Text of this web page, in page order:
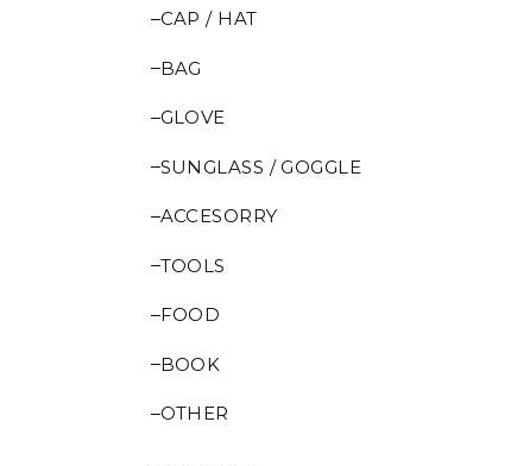
CAP / HAT
BAG
GLOVE
SUNGLASS / GOGGLE
ACCESORRY
TOOLS
FOOD
BOOK
OTHER